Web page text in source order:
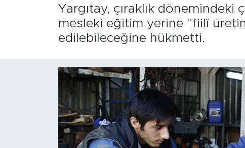
Yargıtay, çıraklık dönemindeki
mesleki eğitim yerine "fiilî
edilebileceğine hükmetti.